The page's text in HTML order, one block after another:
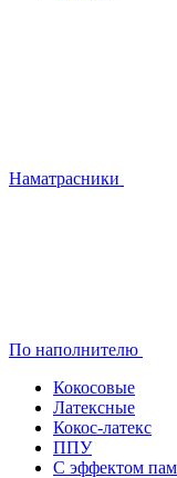
Наматрасники
По наполнителю
Кокосовые
Латексные
Кокос-латекс
ППУ
С эффектом